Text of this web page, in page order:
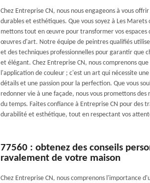
Chez Entreprise CN, nous nous engageons à vous
durables et esthétiques. Que vous soyez à Les
mettons tout en œuvre pour transformer vos espaces
œuvres d'art. Notre équipe de peintres qualifiés
et des techniques professionnelles pour garantir que
et élégant. Chez Entreprise CN, nous comprenons
l'application de couleur ; c'est un art qui nécessite
détails et une passion pour la perfection. Que vous
redonner vie à une façade, nous vous promettons
du temps. Faites confiance à Entreprise CN pour des
durabilité et esthétique, tout en respectant vos
77560 : obtenez des conseils
ravalement de votre maison
Chez Entreprise CN, nous comprenons l'importance